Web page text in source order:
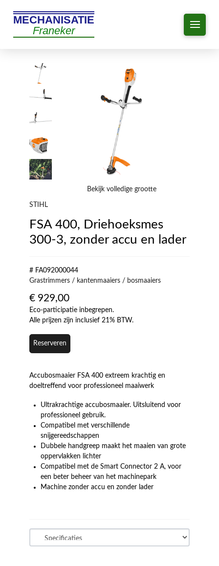
MECHANISATIE
Franeker
Bekijk volledige grootte
STIHL
FSA 400, Driehoeksmes
300-3, zonder accu en lader
# FA092000044
Grastrimmers / kantenmaaiers / bosmaaiers
€ 929,00
Eco-participatie inbegrepen.
Alle prijzen zijn inclusief 21% BTW.
Reserveren
Accubosmaaier FSA 400 extreem krachtig en
doeltreffend voor professioneel maaiwerk
Ultrakrachtige accubosmaaier. Uitsluitend voor
professioneel gebruik.
Compatibel met verschillende
snijgereedschappen
Dubbele handgreep maakt het maaien van grote
oppervlakken lichter
Compatibel met de Smart Connector 2 A, voor
een beter beheer van het machinepark
Machine zonder accu en zonder lader